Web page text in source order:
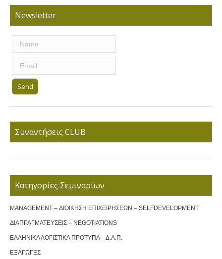
Newsletter
Συναντήσεις CLUB
Κατηγορίες Σεμιναρίων
MANAGEMENT – ΔΙΟΙΚΗΣΗ ΕΠΙΧΕΙΡΗΣΕΩΝ – SELFDEVELOPMENT
ΔΙΑΠΡΑΓΜΑΤΕΥΣΕΙΣ – NEGOTIATIONS
ΕΛΛΗΝΙΚΑ ΛΟΓΙΣΤΙΚΑ ΠΡΟΤΥΠΑ – Δ.Λ.Π.
ΕΞΑΓΩΓΕΣ